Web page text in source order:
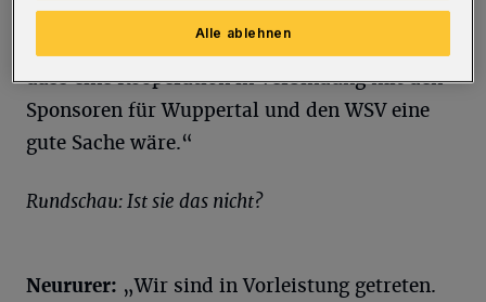
Majorität des WSV im Bergischen Land
anerkennen musste. Ich war der Meinung,
dass eine Kooperation in Verbindung mit den
Sponsoren für Wuppertal und den WSV eine
gute Sache wäre.“
Rundschau: Ist sie das nicht?
Neururer: „Wir sind in Vorleistung getreten.
Alle ablehnen